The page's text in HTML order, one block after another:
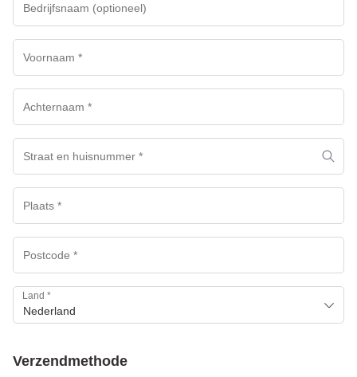
Land *
Nederland
Verzendmethode